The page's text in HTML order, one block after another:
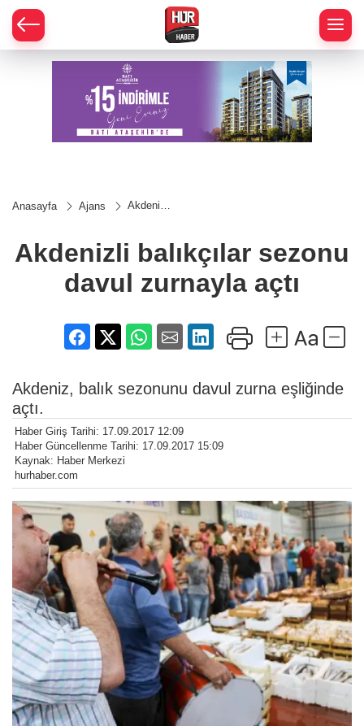
Anasayfa Ajans
Akdenizli
davul
zurnayla
Akdenizli balıkçılar sezonu
davul zurnayla açtı
Akdeniz, balık sezonunu davul zurna eşliğinde
açtı.
Haber Giriş Tarihi: 17.09.2017 12:09
Haber Güncellenme Tarihi: 17.09.2017 15:09
Kaynak: Haber Merkezi
hurhaber.com